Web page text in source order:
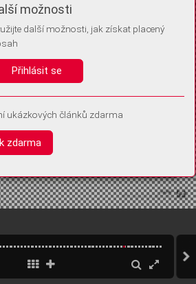
si ukládáme do vašeho zařízení, abychom se
Můžete je kdykoli později upravit ve Správě
možnosti
další možnosti, jak získat placený
Přihlásit se
ukázkových článků zdarma
zdarma